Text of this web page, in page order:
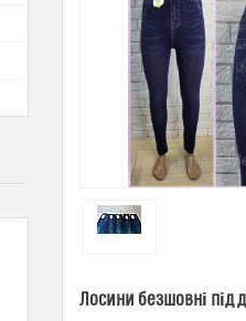
Лосини безшовні під